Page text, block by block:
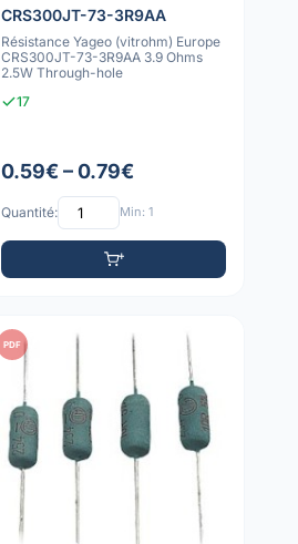
CRS300JT-73-3R9AA
Résistance Yageo (vitrohm) Europe
CRS300JT-73-3R9AA 3.9 Ohms
2.5W Through-hole
17
0.59€ – 0.79€
Quantité: Min: 1
PDF